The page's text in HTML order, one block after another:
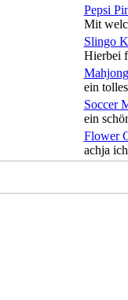
Pepsi
Mit
Slingo
Hierbei
ein
Soccer
ein
Flower
achja